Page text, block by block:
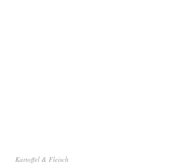
Kartoffel & Fleisch